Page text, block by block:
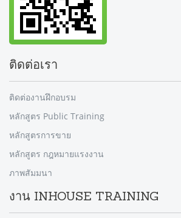
ติดต่อเรา
ติดต่องานฝึกอบรม
หลักสูตร Public Training
หลักสูตรการขาย
หลักสูตร กฎหมายแรงงาน
ภาพสัมมนา
งาน INHOUSE TRAINING